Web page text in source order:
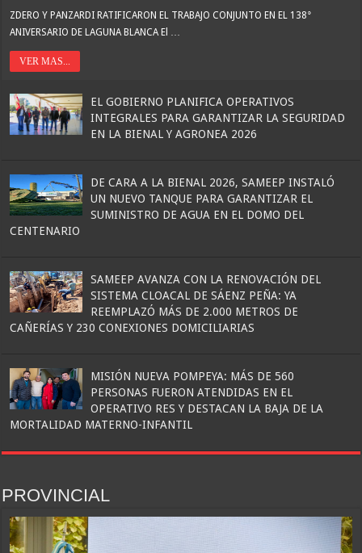
ZDERO Y PANZARDI RATIFICARON EL TRABAJO CONJUNTO EN EL 138°
ANIVERSARIO DE LAGUNA BLANCA El …
VER MAS...
EL GOBIERNO PLANIFICA OPERATIVOS
INTEGRALES PARA GARANTIZAR LA SEGURIDAD
EN LA BIENAL Y AGRONEA 2026
DE CARA A LA BIENAL 2026, SAMEEP INSTALÓ
UN NUEVO TANQUE PARA GARANTIZAR EL
SUMINISTRO DE AGUA EN EL DOMO DEL
CENTENARIO
SAMEEP AVANZA CON LA RENOVACIÓN DEL
SISTEMA CLOACAL DE SÁENZ PEÑA: YA
REEMPLAZÓ MÁS DE 2.000 METROS DE
CAÑERÍAS Y 230 CONEXIONES DOMICILIARIAS
MISIÓN NUEVA POMPEYA: MÁS DE 560
PERSONAS FUERON ATENDIDAS EN EL
OPERATIVO RES Y DESTACAN LA BAJA DE LA
MORTALIDAD MATERNO-INFANTIL
PROVINCIAL